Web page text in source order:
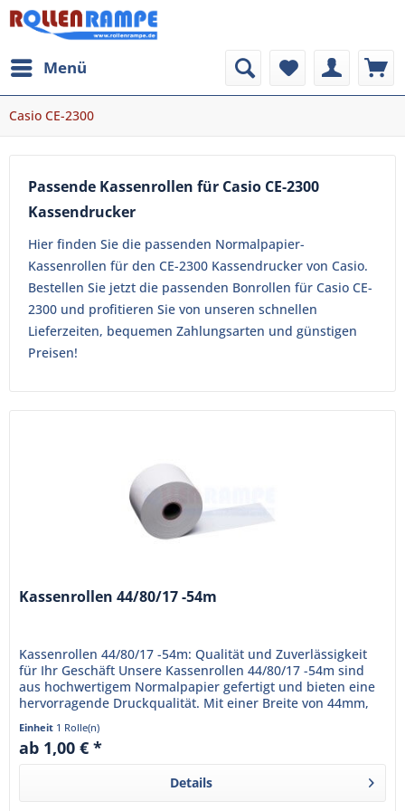
Menü
Casio CE-2300
Passende Kassenrollen für Casio CE-2300
Kassendrucker
Hier finden Sie die passenden Normalpapier-
Kassenrollen für den CE-2300 Kassendrucker von Casio.
Bestellen Sie jetzt die passenden Bonrollen für Casio CE-
2300 und profitieren Sie von unseren schnellen
Lieferzeiten, bequemen Zahlungsarten und günstigen
Preisen!
Kassenrollen 44/80/17 -54m
Kassenrollen 44/80/17 -54m: Qualität und Zuverlässigkeit
für Ihr Geschäft Unsere Kassenrollen 44/80/17 -54m sind
aus hochwertigem Normalpapier gefertigt und bieten eine
hervorragende Druckqualität. Mit einer Breite von 44mm,
einem...
Einheit 1 Rolle(n)
ab 1,00 € *
Details